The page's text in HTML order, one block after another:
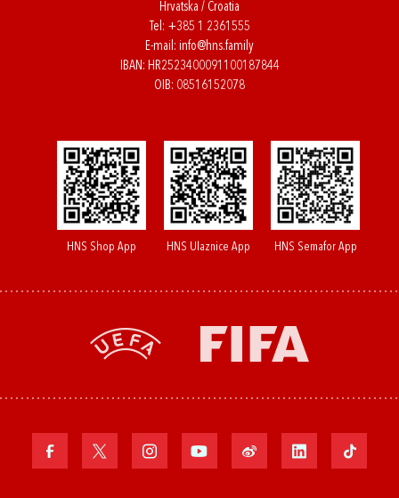
Hrvatska / Croatia
Tel: +385 1 2361555
E-mail: info@hns.family
IBAN: HR2523400091100187844
OIB: 08516152078
HNS Shop App HNS Ulaznice App HNS Semafor App